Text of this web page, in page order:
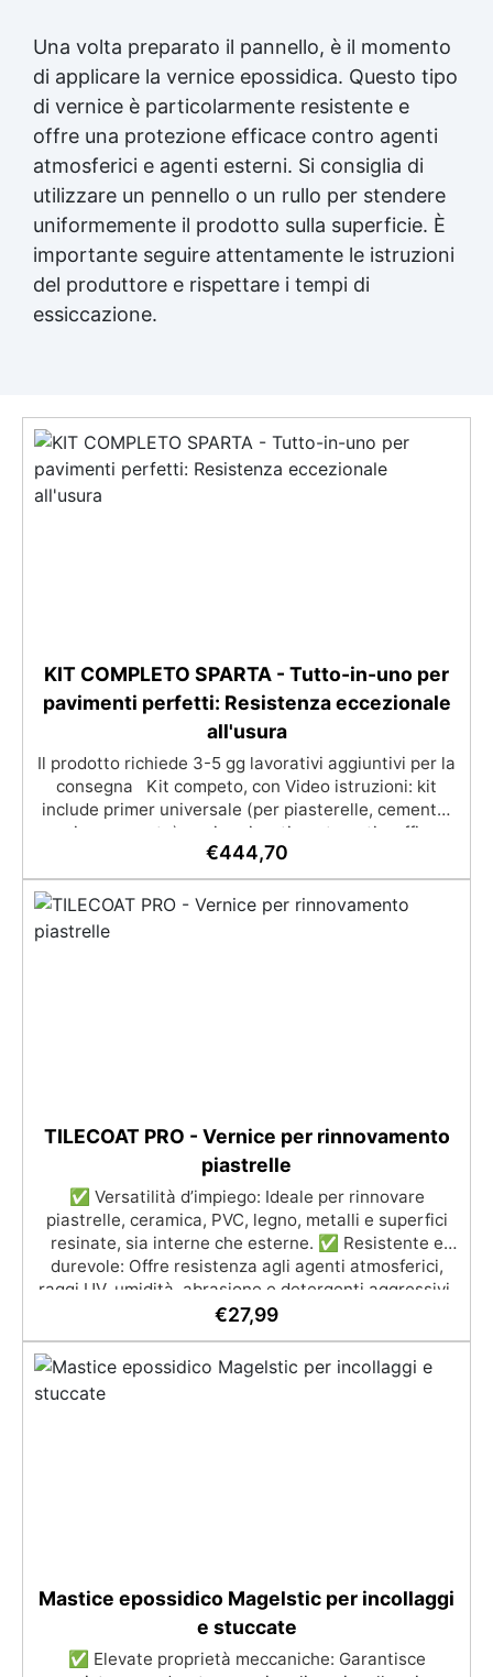
Una volta preparato il pannello, è il momento
di applicare la vernice epossidica. Questo tipo
di vernice è particolarmente resistente e
offre una protezione efficace contro agenti
atmosferici e agenti esterni. Si consiglia di
utilizzare un pennello o un rullo per stendere
uniformemente il prodotto sulla superficie. È
importante seguire attentamente le istruzioni
del produttore e rispettare i tempi di
essiccazione.
KIT COMPLETO SPARTA - Tutto-in-uno per
pavimenti perfetti: Resistenza eccezionale
all'usura
Il prodotto richiede 3-5 gg lavorativi aggiuntivi per la
consegna Kit competo, con Video istruzioni: kit
include primer universale (per piasterelle, cemento,
microcemento) resina rivestimento antigraffio,
pronto all'uso! Massima resistenza all'usura: il
sistema poliaspartico SPARTA offre una protezione
eccezionale contro graffi, agenti chimici e carichi
pesanti, ideale per ambienti ad alto traffico.​
La quantità di flakes dipende dal design scelto
(copertura parziale o totale). Il consumo consigliato
di 0,15–0,2 kg/m² si basa su una copertura parziale.
Per una copertura totale, è necessario raddoppiare
la quantità consigliata. Sparta Top: Consumo
consigliato: 0,2 kg/m². Si prega di rispettare questa
indicazione, poiché la quantità del prodotto è
calcolata in base a questo consumo. ​
€444,70
TILECOAT PRO - Vernice per rinnovamento
piastrelle
✅ Versatilità d’impiego: Ideale per rinnovare
piastrelle, ceramica, PVC, legno, metalli e superfici
resinate, sia interne che esterne. ✅ Resistente e
durevole: Offre resistenza agli agenti atmosferici,
raggi UV, umidità, abrasione e detergenti aggressivi.
✅ Finitura satinata ed estetica elegante: Disponibile
traspirante e resistente. ✅ Facile applicazione e
manutenzione: Monocomponente, si applica
facilmente e garantisce una pulizia semplice e
€27,99
Mastice epossidico Magelstic per incollaggi
e stuccate
✅ Elevate proprietà meccaniche: Garantisce